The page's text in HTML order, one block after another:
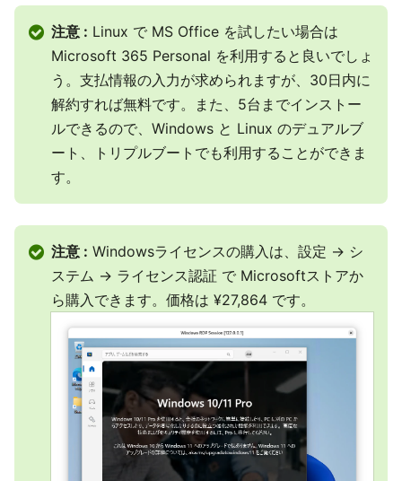
注意 : Linux で MS Office を試したい場合は
Microsoft 365 Personal を利用すると良いでしょ
う。支払情報の入力が求められますが、30日内に
解約すれば無料です。また、5台までインストー
ルできるので、Windows と Linux のデュアルブ
ート、トリプルブートでも利用することができま
す。
注意 : Windowsライセンスの購入は、設定 → シ
ステム → ライセンス認証 で Microsoftストアか
ら購入できます。価格は ¥27,864 です。